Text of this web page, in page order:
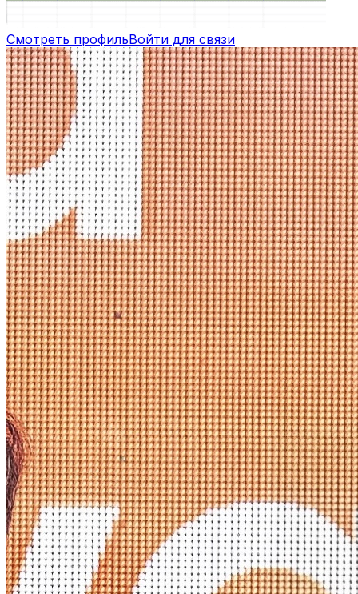
Смотреть профильВойти для связи